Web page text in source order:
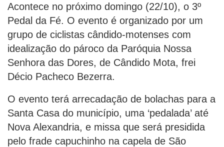
Acontece no próximo domingo (22/10), o 3º
Pedal da Fé. O evento é organizado por um
grupo de ciclistas cândido-motenses com
idealização do pároco da Paróquia Nossa
Senhora das Dores, de Cândido Mota, frei
Décio Pacheco Bezerra.
O evento terá arrecadação de bolachas para a
Santa Casa do município, uma ‘pedalada’ até
Nova Alexandria, e missa que será presidida
pelo frade capuchinho na capela de São